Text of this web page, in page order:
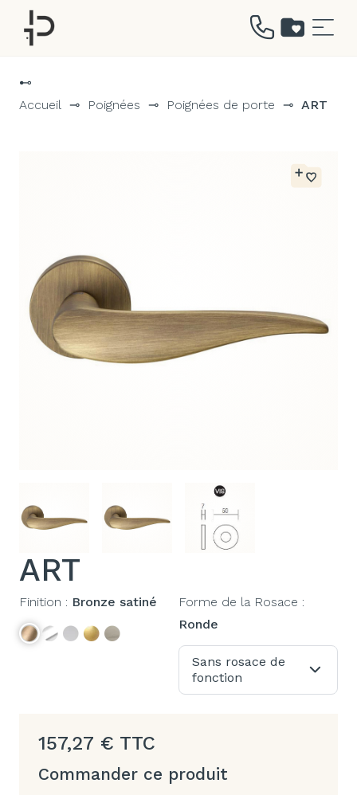
⊷
Accueil ⊸ Poignées ⊸ Poignées de porte ⊸ ART
ART
Finition : Bronze satiné
Forme de la Rosace :
Ronde
Sans rosace de
fonction
157,27 € TTC
Commander ce produit